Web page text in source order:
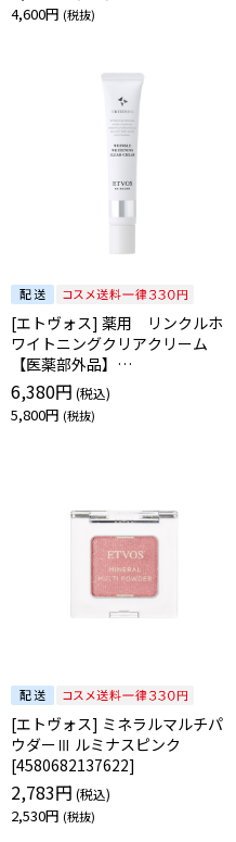
4,600円
[エトヴォス] 薬用 リンクルホ
ワイトニングクリアクリーム
【医薬部外品】
[4580682137462]
6,380円
5,800円
[エトヴォス] ミネラルマルチパ
ウダーⅢ ルミナスピンク
[4580682137622]
2,783円
2,530円